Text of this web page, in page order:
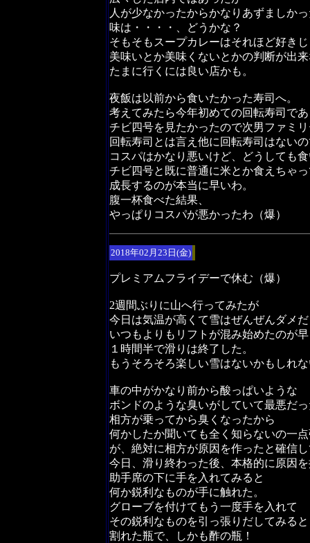
人が少なかったからかなりあずましか
味は・・・・、どうかな？
そもそもスープカレーはそれほど好き
美味いとか美味くないとかの判断が出
たまに行くには良い店かも。
夜飯は以前から食いたかった寿司へ。
考えてみたら今年初めての回転寿司で
チビ四号を見たかったので次男ファミ
回転寿司とは言え他に回転寿司はない
コスパはかなり悪いけど、どうしても
チビ四号と既に普通に米とか食えちゃ
成長するのが本当に早いわ。
腹一杯食べた結果、
やっぱりコスパが悪かったわ（爆）
2018年02月23日(金)
プレミアムフライデーで休む（爆）
2週間ぶりに山へ行ってみたが
今日は気温が高くて雪はぜんぜんダメ
いつもよりもリフトが混み始めたのが
１時間半で滑りは終了した。
もうそろそろ楽しい雪はないかもしれ
車の中がかなり前から酸っぱいような
ボンドのような臭いがしていて最悪だ
相方が乗ってから臭くなったから
何かしたか聞いても全く知らないの一
が、絶対に相方が原因を作ったと確信
今日、滑り終わった後、本格的に原因
助手席の下に手を入れてみると
何か鋭利なものが手に触れた。
グローブを付けてもう一度手を入れて
その鋭利なものを引っ張りだしてみると
割れた瓶で、しかも酢の瓶！